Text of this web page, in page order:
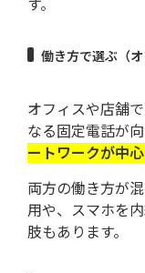
す。
働き方で選ぶ（
オフィスや店舗
なる固定電話が
ートワークが中
両方の働き方が
用や、スマホを
肢もあります。